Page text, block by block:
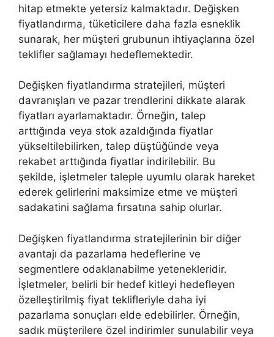
hitap etmekte yetersiz kalmaktadır. Değişken
fiyatlandırma, tüketicilere daha fazla esneklik
sunarak, her müşteri grubunun ihtiyaçlarına özel
teklifler sağlamayı hedeflemektedir.
Değişken fiyatlandırma stratejileri, müşteri
davranışları ve pazar trendlerini dikkate alarak
fiyatları ayarlamaktadır. Örneğin, talep
arttığında veya stok azaldığında fiyatlar
yükseltilebilirken, talep düştüğünde veya
rekabet arttığında fiyatlar indirilebilir. Bu
şekilde, işletmeler taleple uyumlu olarak hareket
ederek gelirlerini maksimize etme ve müşteri
sadakatini sağlama fırsatına sahip olurlar.
Değişken fiyatlandırma stratejilerinin bir diğer
avantajı da pazarlama hedeflerine ve
segmentlere odaklanabilme yetenekleridir.
İşletmeler, belirli bir hedef kitleyi hedefleyen
özelleştirilmiş fiyat teklifleriyle daha iyi
pazarlama sonuçları elde edebilirler. Örneğin,
sadık müşterilere özel indirimler sunulabilir veya